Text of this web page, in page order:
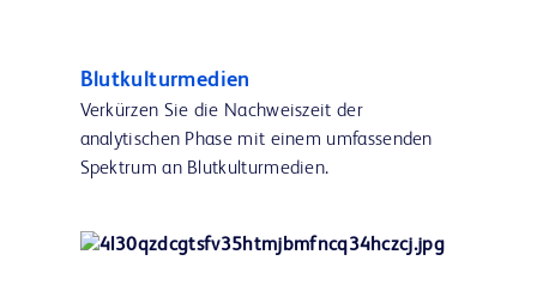
Blutkulturmedien
Verkürzen Sie die Nachweiszeit der
analytischen Phase mit einem umfassenden
Spektrum an Blutkulturmedien.